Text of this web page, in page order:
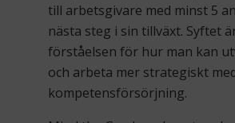
till arbetsgivare med minst 5
nästa steg i sin tillväxt. Syftet
förståelsen för hur man kan
och arbeta mer strategiskt
kompetensförsörjning.